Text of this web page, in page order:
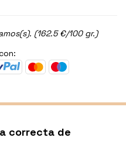
(162.5 €/100 gr.)
correcta de